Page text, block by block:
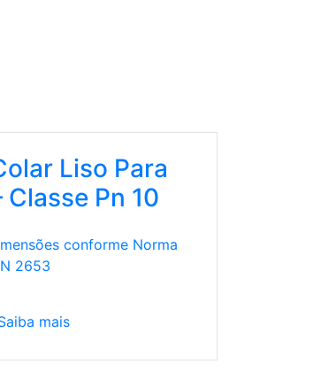
Liso Para
Pn 10
conforme Norma
2653
mais